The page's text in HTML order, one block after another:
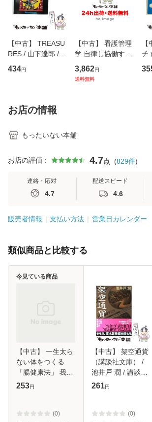
【中古】 TREASU
RES / 山下達郎 /
イーストウエス
ト・ジャパン [CD]
434円
【中古】 看護管理
学 自律し協働する
専門職の看護マネ
ジメントスキル 改
3,862円
送料無料
チ
キ
お店の情報
もったいない本舗
お店の評価： 4.7点 (829件)
連絡・応対
4.7
配送スピード
4.6
販売者情報 支払い方法 営業日カレンダー
類似商品と比較する
【中古】 一生太ら
ない体をつくる
「腸健康法」 我慢
しないでムリなく
藤田紘一郎 / 大和
253円
(0)
今見ている商品
【中古】 架空通貨
（講談社文庫） /
池井戸 潤 / 講談社
[文庫]【メール便送
261円
(0)